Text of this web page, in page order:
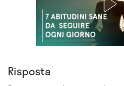
Risposta